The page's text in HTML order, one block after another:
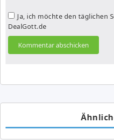
Ja, ich möchte den täglichen
DealGott.de